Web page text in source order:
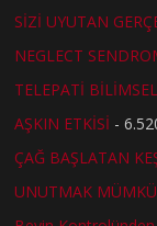
SİZİ UYUTAN
NEGLECT
TELEPATİ
AŞKIN ETKİSİ -
ÇAĞ BAŞLATAN
UNUTMAK